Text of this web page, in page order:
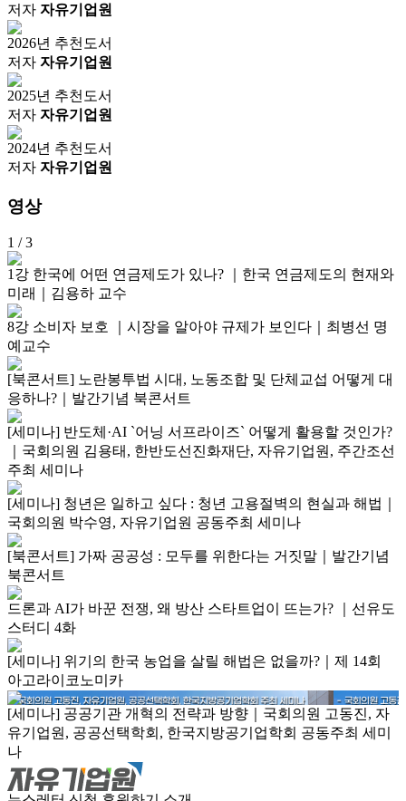
저자 자유기업원
2026년 추천도서
저자 자유기업원
2025년 추천도서
저자 자유기업원
2024년 추천도서
저자 자유기업원
영상
1 / 3
1강 한국에 어떤 연금제도가 있나? ｜한국 연금제도의 현재와
미래｜김용하 교수
8강 소비자 보호 ｜시장을 알아야 규제가 보인다｜최병선 명
예교수
[북콘서트] 노란봉투법 시대, 노동조합 및 단체교섭 어떻게 대
응하나?｜발간기념 북콘서트
[세미나] 반도체·AI `어닝 서프라이즈` 어떻게 활용할 것인가?
｜국회의원 김용태, 한반도선진화재단, 자유기업원, 주간조선
주최 세미나
[세미나] 청년은 일하고 싶다 : 청년 고용절벽의 현실과 해법｜
국회의원 박수영, 자유기업원 공동주최 세미나
[북콘서트] 가짜 공공성 : 모두를 위한다는 거짓말｜발간기념
북콘서트
드론과 AI가 바꾼 전쟁, 왜 방산 스타트업이 뜨는가? ｜선유도
스터디 4화
[세미나] 위기의 한국 농업을 살릴 해법은 없을까?｜제 14회
아고라이코노미카
[세미나] 공공기관 개혁의 전략과 방향｜국회의원 고동진, 자
유기업원, 공공선택학회, 한국지방공기업학회 공동주최 세미
나